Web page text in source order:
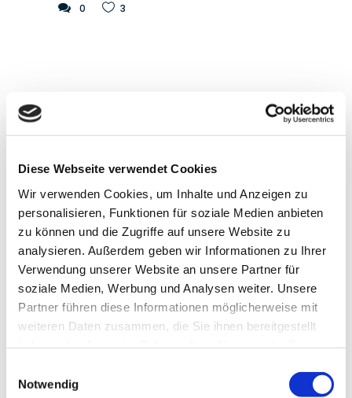
Diese Webseite verwendet Cookies
Wir verwenden Cookies, um Inhalte und Anzeigen zu
personalisieren, Funktionen für soziale Medien anbieten
zu können und die Zugriffe auf unsere Website zu
analysieren. Außerdem geben wir Informationen zu Ihrer
Verwendung unserer Website an unsere Partner für
soziale Medien, Werbung und Analysen weiter. Unsere
Partner führen diese Informationen möglicherweise mit
weiteren Daten zusammen, die Sie ihnen bereitgestellt
Notwendig
0
3
13. April 2026 Allgemein
Wissenshäppchen:
Erkenntnisse aus dem EMA-
Ernährung“